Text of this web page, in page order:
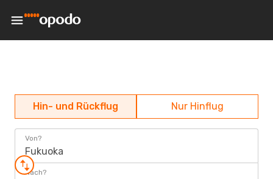
Hin- und Rückflug Nur Hinflug
Von?
Fukuoka
Nach?